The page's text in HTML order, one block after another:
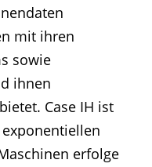
mit ihren
sowie
ihnen
Case IH ist
erfolge